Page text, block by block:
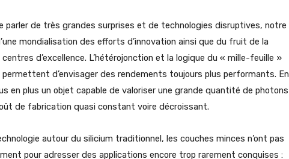
parler de très grandes surprises et de technologies disruptives, notre
mondialisation des efforts d’innovation ainsi que du fruit de la
d’excellence. L’hétérojonction et la logique du « mille-feuille »
d’envisager des rendements toujours plus performants. En
en plus un objet capable de valoriser une grande quantité de photons
de fabrication quasi constant voire décroissant.
autour du silicium traditionnel, les couches minces n’ont pas
pour adresser des applications encore trop rarement conquises :